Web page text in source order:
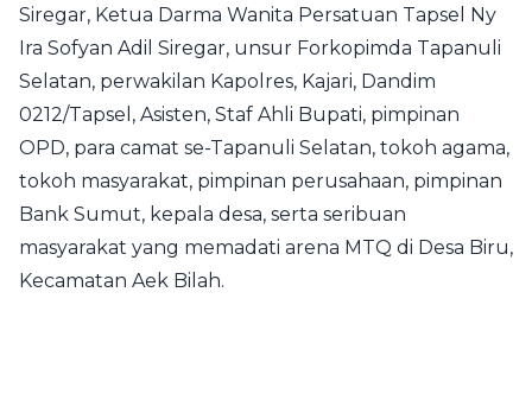
Siregar, Ketua Darma Wanita Persatuan Tapsel Ny
Ira Sofyan Adil Siregar, unsur Forkopimda Tapanuli
Selatan, perwakilan Kapolres, Kajari, Dandim
0212/Tapsel, Asisten, Staf Ahli Bupati, pimpinan
OPD, para camat se-Tapanuli Selatan, tokoh agama,
tokoh masyarakat, pimpinan perusahaan, pimpinan
Bank Sumut, kepala desa, serta seribuan
masyarakat yang memadati arena MTQ di Desa Biru,
Kecamatan Aek Bilah.